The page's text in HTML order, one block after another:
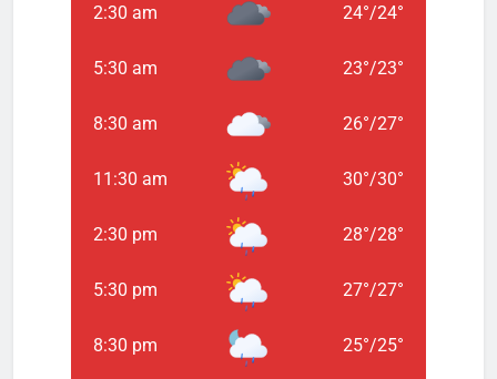
2:30 am 24°/24°
5:30 am 23°/23°
8:30 am 26°/27°
11:30 am 30°/30°
2:30 pm 28°/28°
5:30 pm 27°/27°
8:30 pm 25°/25°